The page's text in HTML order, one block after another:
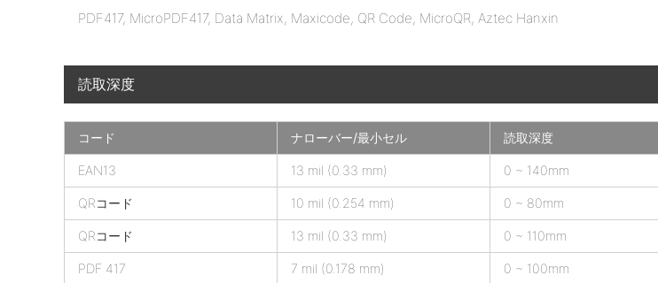
PDF417, MicroPDF417, Data Matrix, Maxicode, QR Code, MicroQR, Aztec Hanxin
読取深度
T
k
コード ナローバー/最小セル 読取深度
EAN13 13 mil (0.33 mm) 0 ~ 140mm
QRコード 10 mil (0.254 mm) 0 ~ 80mm
QRコード 13 mil (0.33 mm) 0 ~ 110mm
PDF 417 7 mil (0.178 mm) 0 ~ 100mm